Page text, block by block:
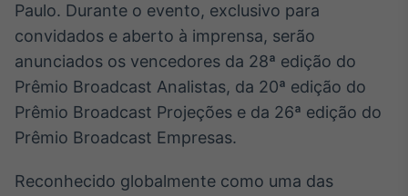
Widgets
Componentes
para conteúdos e
Wallboard
Paulo. Durante o evento, exclusivo para
convidados e aberto à imprensa, serão
anunciados os vencedores da 28ª edição do
Prêmio Broadcast Analistas, da 20ª edição do
Prêmio Broadcast Projeções e da 26ª edição do
Prêmio Broadcast Empresas.
Reconhecido globalmente como uma das